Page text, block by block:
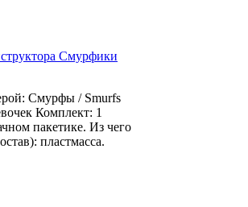
Смурфы / Smurfs
Комплект: 1
пакетике. Из чего
пластмасса.